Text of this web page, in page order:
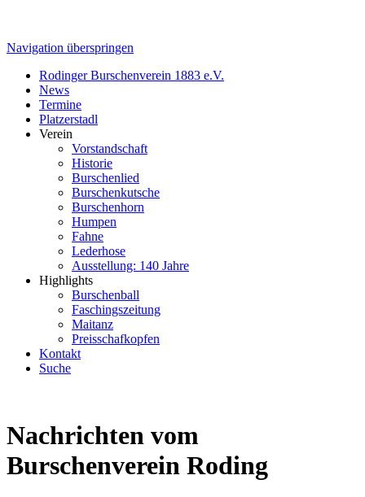
Navigation überspringen
Rodinger Burschenverein 1883 e.V.
News
Termine
Platzerstadl
Verein
Vorstandschaft
Historie
Burschenlied
Burschenkutsche
Burschenhorn
Humpen
Fahne
Lederhose
Ausstellung: 140 Jahre
Highlights
Burschenball
Faschingszeitung
Maitanz
Preisschafkopfen
Kontakt
Suche
Nachrichten vom
Burschenverein Roding